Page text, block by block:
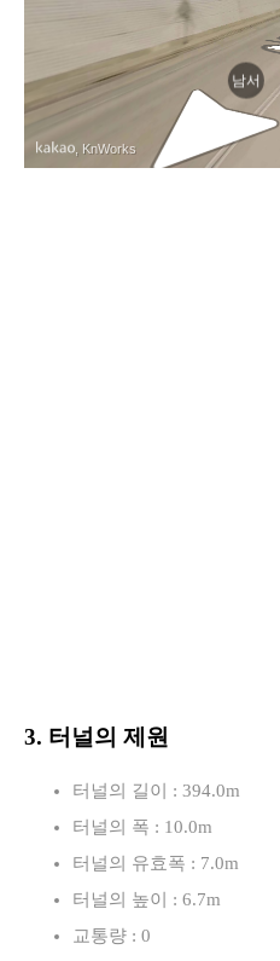
남서
, KnWorks
3. 터널의 제원
터널의 길이 : 394.0m
터널의 폭 : 10.0m
터널의 유효폭 : 7.0m
터널의 높이 : 6.7m
교통량 : 0